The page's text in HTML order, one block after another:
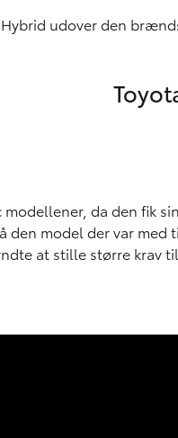
udover den
da den fik
model der var
at stille større krav